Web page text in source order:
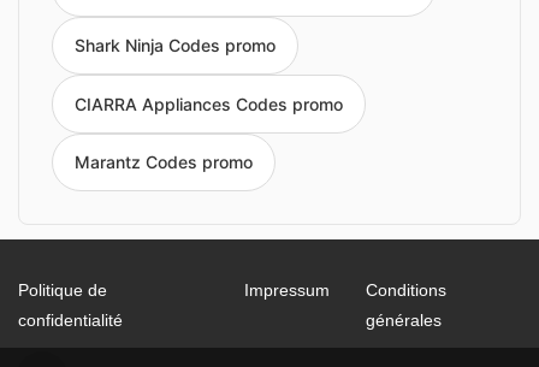
Shark Ninja Codes promo
CIARRA Appliances Codes promo
Marantz Codes promo
Politique de
confidentialité
Impressum
Conditions
générales